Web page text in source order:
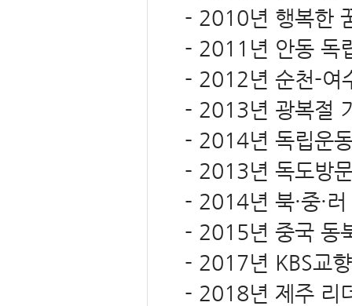
- 2010년 행복한
- 2011년 안동 독
- 2012년 순천-여
- 2013년 광복절
- 2014년 독립운
- 2013년 독도방
- 2014년 북·중·
- 2015년 중국 동
- 2017년 KBS교
- 2018년 제주 리